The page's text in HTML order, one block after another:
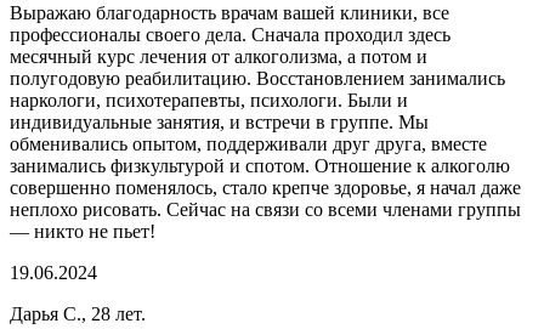
Выражаю благодарность врачам вашей клиники, все
профессионалы своего дела. Сначала проходил здесь
месячный курс лечения от алкоголизма, а потом и
полугодовую реабилитацию. Восстановлением занимались
наркологи, психотерапевты, психологи. Были и
индивидуальные занятия, и встречи в группе. Мы
обменивались опытом, поддерживали друг друга, вместе
занимались физкультурой и спотом. Отношение к алкоголю
совершенно поменялось, стало крепче здоровье, я начал даже
неплохо рисовать. Сейчас на связи со всеми членами группы
— никто не пьет!
19.06.2024
Дарья С., 28 лет.